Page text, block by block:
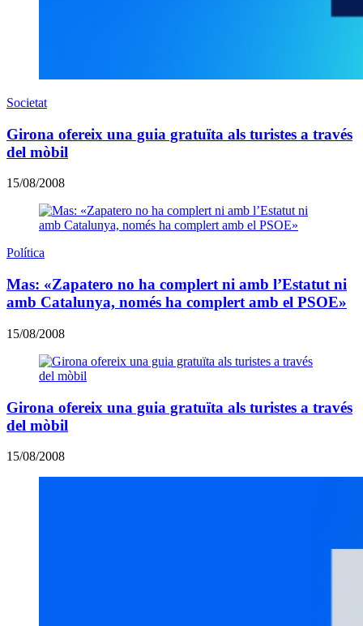
Societat
Girona ofereix una guia gratuïta als turistes a través
del mòbil
15/08/2008
Política
Mas: «Zapatero no ha complert ni amb l’Estatut ni
amb Catalunya, només ha complert amb el PSOE»
15/08/2008
Girona ofereix una guia gratuïta als turistes a través
del mòbil
15/08/2008